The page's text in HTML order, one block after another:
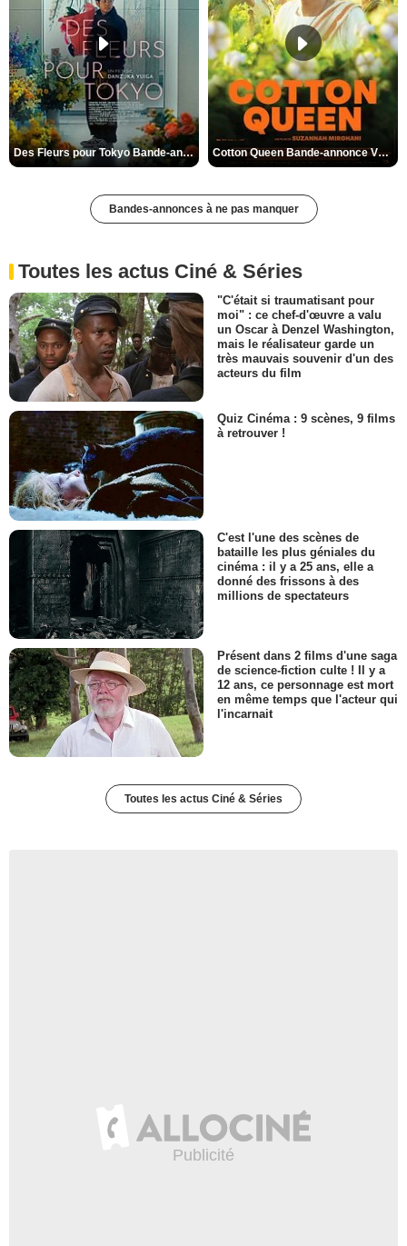
Des Fleurs pour Tokyo Bande-annonce VO STFR Cotton Queen Bande-annonce VO STFR
Bandes-annonces à ne pas manquer
Toutes les actus Ciné & Séries
"C'était si traumatisant pour
moi" : ce chef-d'œuvre a valu
un Oscar à Denzel Washington,
mais le réalisateur garde un
très mauvais souvenir d'un des
acteurs du film
Quiz Cinéma : 9 scènes, 9 films
à retrouver !
C'est l'une des scènes de
bataille les plus géniales du
cinéma : il y a 25 ans, elle a
donné des frissons à des
millions de spectateurs
Présent dans 2 films d'une saga
de science-fiction culte ! Il y a
12 ans, ce personnage est mort
en même temps que l'acteur qui
l'incarnait
Toutes les actus Ciné & Séries